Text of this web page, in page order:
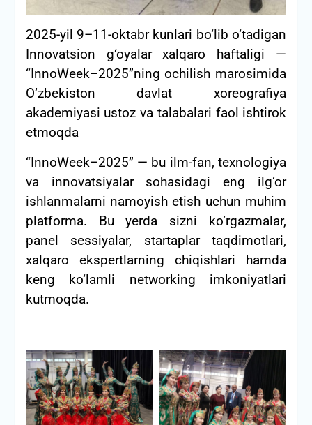
2025-yil 9–11-oktabr kunlari bo‘lib o‘tadigan
Innovatsion g‘oyalar xalqaro haftaligi —
“InnoWeek–2025”ning ochilish marosimida
O’zbekiston davlat xoreografiya
akademiyasi ustoz va talabalari faol ishtirok
etmoqda
“InnoWeek–2025” — bu ilm-fan, texnologiya
va innovatsiyalar sohasidagi eng ilg‘or
ishlanmalarni namoyish etish uchun muhim
platforma. Bu yerda sizni ko‘rgazmalar,
panel sessiyalar, startaplar taqdimotlari,
xalqaro ekspertlarning chiqishlari hamda
keng ko‘lamli networking imkoniyatlari
kutmoqda.